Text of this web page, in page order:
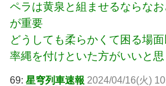
ペラは黄泉と組ませるならな
が重要
どうしても柔らかくて困る場
率縄を付けといた方がいいと
69: 星穹列車速報 2024/04/16(火)